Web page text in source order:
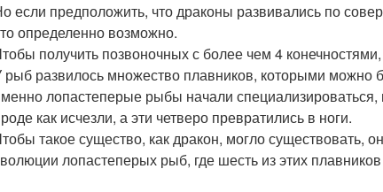
если предположить, что драконы развивались по
определенно возможно.
получить позвоночных с более чем 4
рыб развилось множество плавников, которыми
лопастеперые рыбы начали специализироваться,
как исчезли, а эти четверо превратились в ноги.
такое существо, как дракон, могло существовать,
лопастеперых рыб, где шесть из этих